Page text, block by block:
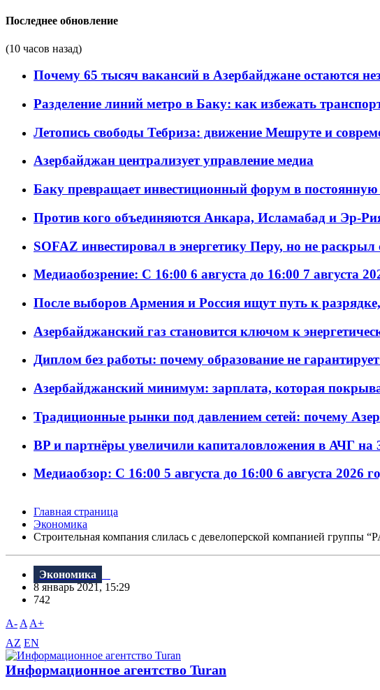
Последнее обновление
(10 часов назад)
Почему 65 тысяч вакансий в Азербайджане остаются
Разделение линий метро в Баку: как избежать
Летопись свободы Тебриза: движение Мешруте и
Азербайджан централизует управление медиа
Баку превращает инвестиционный форум в
Против кого объединяются Анкара, Исламабад и Эр-
SOFAZ инвестировал в энергетику Перу, но не
Медиаобозрение: С 16:00 6 августа до 16:00 7 августа
После выборов Армения и Россия ищут путь к
Азербайджанский газ становится ключом к
Диплом без работы: почему образование не
Азербайджанский минимум: зарплата, которая
Традиционные рынки под давлением сетей: почему
BP и партнёры увеличили капиталовложения в АЧГ
Медиаобзор: С 16:00 5 августа до 16:00 6 августа 2026
Главная страница
Экономика
Строительная компания слилась с девелоперской компанией группы
Экономика
8 январь 2021, 15:29
742
A- A A+
AZ EN
Информационное агентство Turan